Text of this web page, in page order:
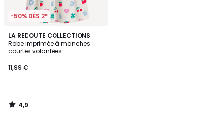
-50% DÈS 2*
LA REDOUTE COLLECTIONS
Robe imprimée à manches
courtes volantées
11,99 €
4,9
/ 5
4,9
/